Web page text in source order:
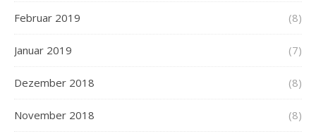
Februar 2019 (8)
Januar 2019 (7)
Dezember 2018 (8)
November 2018 (8)